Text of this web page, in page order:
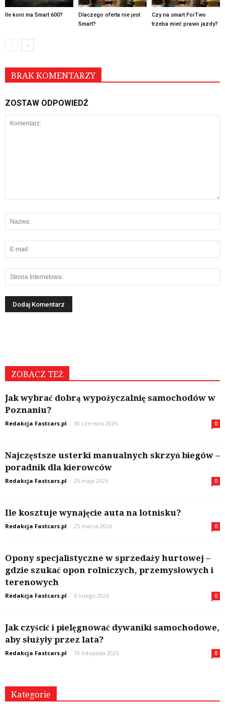
Ile koni ma Smart 600?
Dlaczego oferta nie jest
Smart?
Czy na smart ForTwo
trzeba mieć prawo jazdy?
BRAK KOMENTARZY
ZOSTAW ODPOWIEDŹ
ZOBACZ TEŻ
Jak wybrać dobrą wypożyczalnię samochodów w
Poznaniu?
Redakcja Fastcars.pl - 30 czerwca 2026 0
Najczęstsze usterki manualnych skrzyń biegów –
poradnik dla kierowców
Redakcja Fastcars.pl - 25 maja 2026 0
Ile kosztuje wynajęcie auta na lotnisku?
Redakcja Fastcars.pl - 25 marca 2026 0
Opony specjalistyczne w sprzedaży hurtowej –
gdzie szukać opon rolniczych, przemysłowych i
terenowych
Redakcja Fastcars.pl - 5 lutego 2026 0
Jak czyścić i pielęgnować dywaniki samochodowe,
aby służyły przez lata?
Redakcja Fastcars.pl - 10 listopada 2025 0
Kategorie